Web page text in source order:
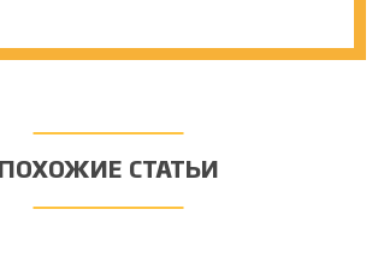
ПОХОЖИЕ СТАТЬИ